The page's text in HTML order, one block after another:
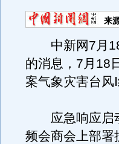
来
中新网7月18
的消息，7月18
案气象灾害台风
应急响应启动
频会商会上部署